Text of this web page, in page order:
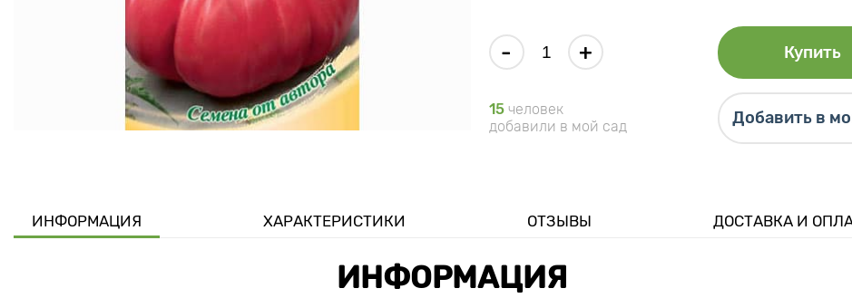
- + Купить
15 человек
добавили в мой сад
Добавить в
ИНФОРМАЦИЯ ХАРАКТЕРИСТИКИ ОТЗЫВЫ ДОСТАВКА И
ИНФОРМАЦИЯ